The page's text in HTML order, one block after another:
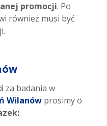
promocji. Po
również musi być
za badania w
Wilanówprosimy o